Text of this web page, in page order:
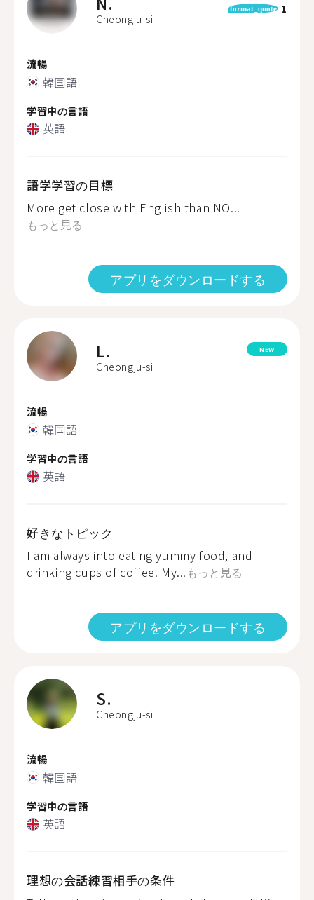
Cheongju-si
format_quote 1
流暢
韓国語
学習中の言語
英語
語学学習の目標
More get close with English than NO...
もっと見る
アプリをダウンロードする
L.
Cheongju-si
NEW
流暢
韓国語
学習中の言語
英語
好きなトピック
I am always into eating yummy food, and
drinking cups of coffee. My... もっと見る
アプリをダウンロードする
S.
Cheongju-si
流暢
韓国語
学習中の言語
英語
理想の会話練習相手の条件